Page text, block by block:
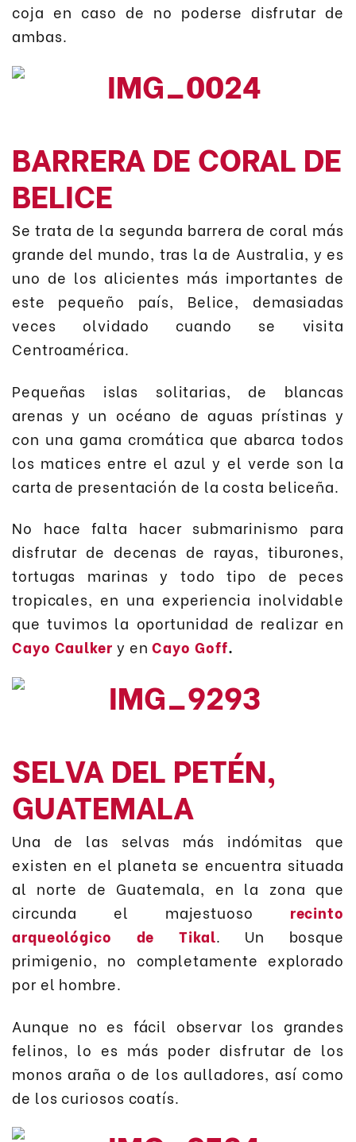
coja en caso de no poderse disfrutar de
ambas.
BARRERA DE CORAL DE
BELICE
Se trata de la segunda barrera de coral más
grande del mundo, tras la de Australia, y es
uno de los alicientes más importantes de
este pequeño país, Belice, demasiadas
veces olvidado cuando se visita
Centroamérica.
Pequeñas islas solitarias, de blancas
arenas y un océano de aguas prístinas y
con una gama cromática que abarca todos
los matices entre el azul y el verde son la
carta de presentación de la costa beliceña.
No hace falta hacer submarinismo para
disfrutar de decenas de rayas, tiburones,
tortugas marinas y todo tipo de peces
tropicales, en una experiencia inolvidable
que tuvimos la oportunidad de realizar en
Cayo Caulker y enCayo Goff.
SELVA DEL PETÉN,
GUATEMALA
Una de las selvas más indómitas que
existen en el planeta se encuentra situada
al norte de Guatemala, en la zona que
circunda el majestuoso recinto
arqueológico de Tikal. Un bosque
primigenio, no completamente explorado
por el hombre.
Aunque no es fácil observar los grandes
felinos, lo es más poder disfrutar de los
monos araña o de los aulladores, así como
de los curiosos coatís.